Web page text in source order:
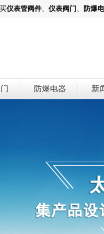
仪表管阀件、 仪表阀门 、 防爆
防爆电器 新